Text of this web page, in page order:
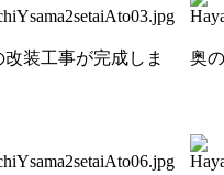
改装工事が完成しま
奥